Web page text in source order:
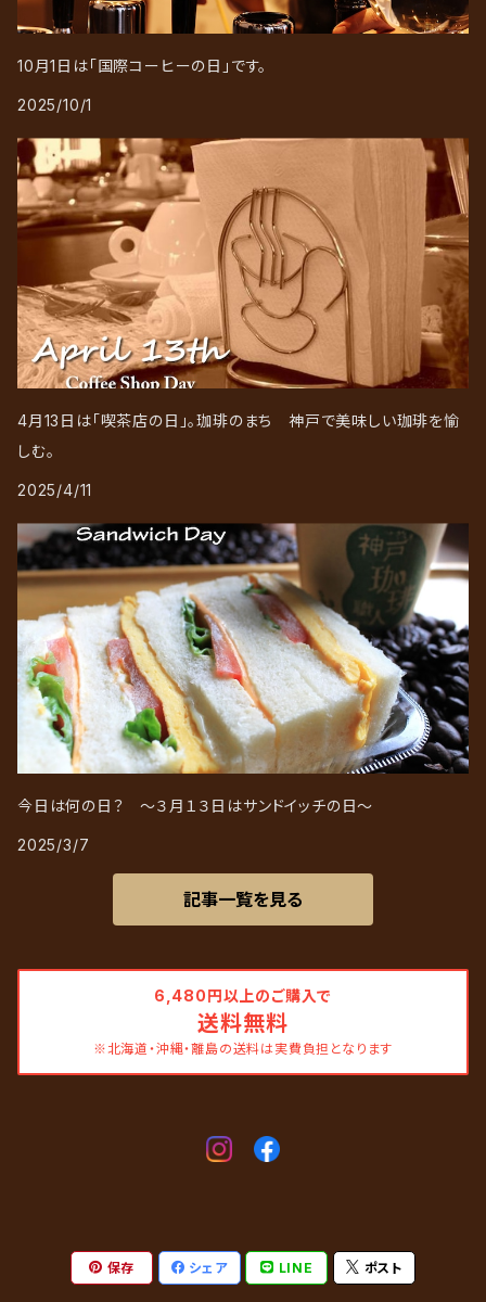
10月1日は「国際コーヒーの日」です。
2025/10/1
4月13日は「喫茶店の日」。珈琲のまち 神戸で美味しい珈琲を愉
しむ。
2025/4/11
今日は何の日？ ～３月１３日はサンドイッチの日～
2025/3/7
記事一覧を見る
6,480円以上のご購入で
送料無料
※北海道・沖縄・離島の送料は実費負担となります
保存 シェア LINE ポスト